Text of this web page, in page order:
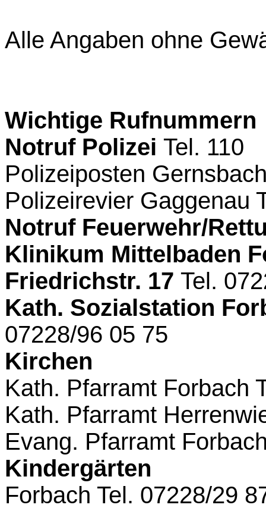
Alle Angaben ohne
Wichtige Rufnummern
Notruf Polizei Tel. 110
Polizeiposten
Polizeirevier Gaggenau
Notruf Feuerwehr/
Klinikum Mittelbaden
Friedrichstr. 17 Tel.
Kath. Sozialstation
07228/96 05 75
Kirchen
Kath. Pfarramt Forbach
Kath. Pfarramt
Evang. Pfarramt
Kindergärten
Forbach Tel. 07228/29